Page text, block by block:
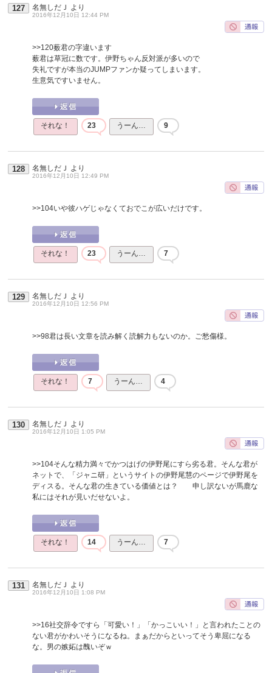
127 名無しだＪ より
2016年12月10日 12:44 PM
>>120薮君の字違います
薮君は草冠に数です。伊野ちゃん反対派が多いので
失礼ですが本当のJUMPファンか疑ってしまいます。
生意気ですいません。
それな！ 23 うーん… 9
128 名無しだＪ より
2016年12月10日 12:49 PM
>>104いや彼ハゲじゃなくておでこが広いだけです。
それな！ 23 うーん… 7
129 名無しだＪ より
2016年12月10日 12:56 PM
>>98君は長い文章を読み解く読解力もないのか。ご愁傷様。
それな！ 7 うーん… 4
130 名無しだＪ より
2016年12月10日 1:05 PM
>>104そんな精力満々でかつはげの伊野尾にすら劣る君。そんな君が
ネットで、「ジャニ研」というサイトの伊野尾慧のページで伊野尾を
ディスる。そんな君の生きている価値とは？ 申し訳ないが馬鹿な
私にはそれが見いだせないよ。
それな！ 14 うーん… 7
131 名無しだＪ より
2016年12月10日 1:08 PM
>>16社交辞令ですら「可愛い！」「かっこいい！」と言われたことの
ない君がかわいそうになるね。まぁだからといってそう卑屈になる
な。男の嫉妬は醜いぞｗ